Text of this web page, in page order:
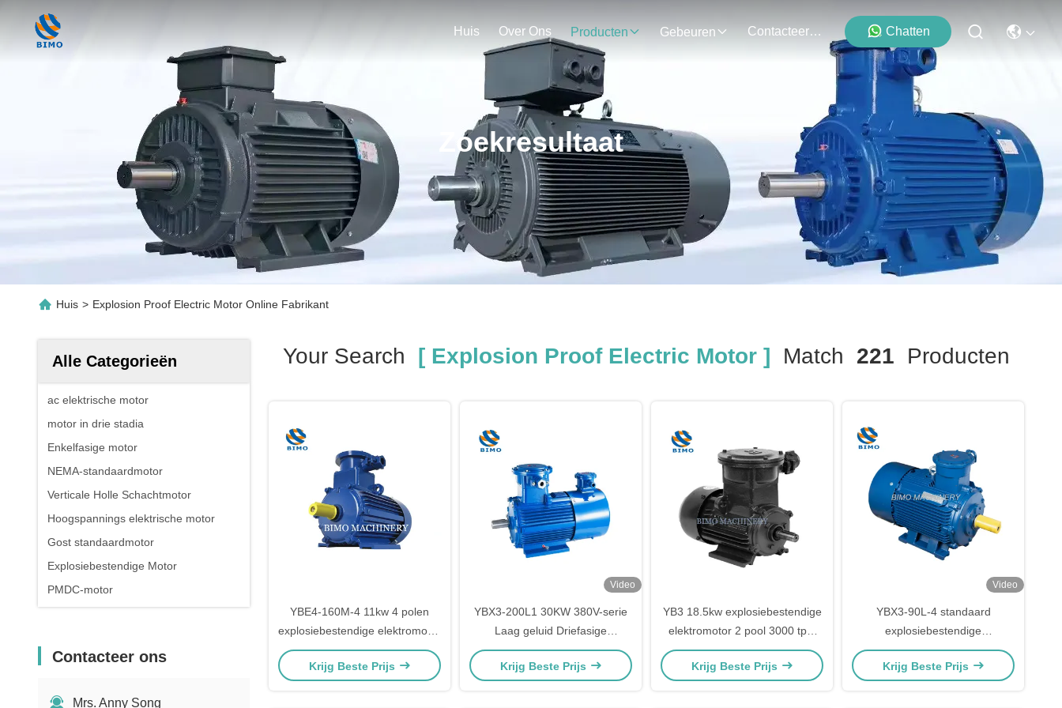
Huis Over Ons Producten Gebeuren Contacteer Ons Chatten
Zoekresultaat
Huis > Explosion Proof Electric Motor Online Fabrikant
Alle Categorieën
ac elektrische motor
motor in drie stadia
Enkelfasige motor
NEMA-standaardmotor
Verticale Holle Schachtmotor
Hoogspannings elektrische motor
Gost standaardmotor
Explosiebestendige Motor
PMDC-motor
Contacteer ons
Mrs. Anny Song
Your Search [ Explosion Proof Electric Motor ] Match 221 Producten
YBE4-160M-4 11kw 4 polen
explosiebestendige elektromotor
Drie fase
Krijg Beste Prijs
Video
YBX3-200L1 30KW 380V-serie
Laag geluid Driefasige
vlambestendige
explosiebestendige elektromotor
Krijg Beste Prijs
YB3 18.5kw explosiebestendige
elektromotor 2 pool 3000 tpm
380V 660V Voor
mijnbouwtoepassingen
Krijg Beste Prijs
Video
YBX3-90L-4 standaard
explosiebestendige
wisselstroomasynchrone
elektromotor
Krijg Beste Prijs